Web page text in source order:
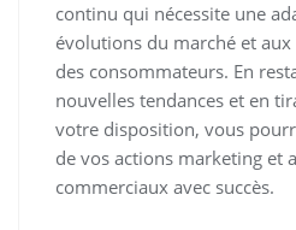
continu qui nécessite une
évolutions du marché et
des consommateurs. En
nouvelles tendances et en
votre disposition, vous
de vos actions marketing et
commerciaux avec succès.